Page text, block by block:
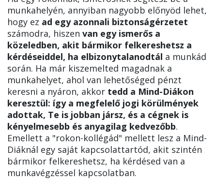
munkahelyén, annyiban nagyobb előnyöd lehet,
hogy ez ad egy azonnali biztonságérzetet
számodra, hiszen van egy ismerős a
közeledben, akit bármikor felkereshetsz a
kérdéseiddel, ha elbizonytalanodtál a munkád
során. Ha már kiszemelted magadnak a
munkahelyet, ahol van lehetőséged pénzt
keresni a nyáron, akkor tedd a Mind-Diákon
keresztül: így a megfelelő jogi körülmények
adottak, Te is jobban jársz, és a cégnek is
kényelmesebb és anyagilag kedvezőbb.
Emellett a "rokon-kollégád" mellett lesz a Mind-
Diáknál egy saját kapcsolattartód, akit szintén
bármikor felkereshetsz, ha kérdésed van a
munkavégzéssel kapcsolatban.